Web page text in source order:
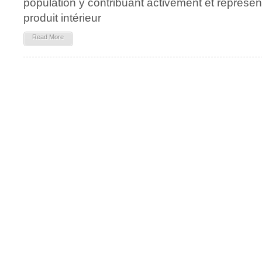
population y contribuant activement et
produit intérieur
Read More